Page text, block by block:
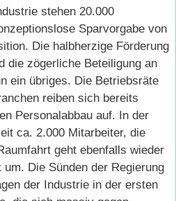
stehen 20.000
Sparvorgabe von
Die halbherzige Förderung
die zögerliche Beteiligung an
ein übriges. Die Betriebsräte
reiben sich bereits
Personalabbau auf. In der
ca. 2.000 Mitarbeiter, die
geht ebenfalls wieder
Die Sünden der Regierung
der Industrie in der ersten